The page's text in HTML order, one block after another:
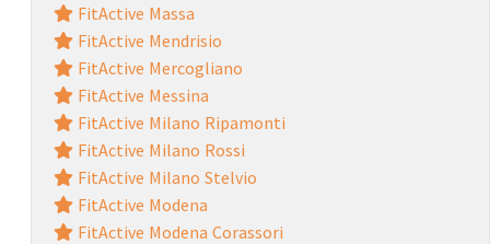
FitActive Massa
FitActive Mendrisio
FitActive Mercogliano
FitActive Messina
FitActive Milano Ripamonti
FitActive Milano Rossi
FitActive Milano Stelvio
FitActive Modena
FitActive Modena Corassori